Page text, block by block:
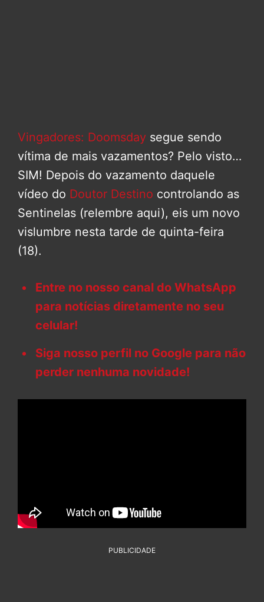
Vingadores: Doomsday segue sendo
vítima de mais vazamentos? Pelo visto…
SIM! Depois do vazamento daquele
vídeo do Doutor Destino controlando as
Sentinelas (relembre aqui), eis um novo
vislumbre nesta tarde de quinta-feira
(18).
Entre no nosso canal do WhatsApp
para notícias diretamente no seu
celular!
Siga nosso perfil no Google para não
perder nenhuma novidade!
PUBLICIDADE